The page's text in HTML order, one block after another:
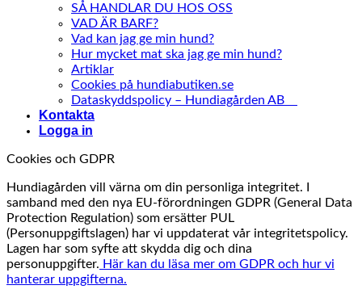
SÅ HANDLAR DU HOS OSS
VAD ÄR BARF?
Vad kan jag ge min hund?
Hur mycket mat ska jag ge min hund?
Artiklar
Cookies på hundiabutiken.se
Dataskyddspolicy – Hundiagården AB
Kontakta
Logga in
Cookies och GDPR
Hundiagården vill värna om din personliga integritet. I
samband med den nya EU-förordningen GDPR (General Data
Protection Regulation) som ersätter PUL
(Personuppgiftslagen) har vi uppdaterat vår integritetspolicy.
Lagen har som syfte att skydda dig och dina
personuppgifter. Här kan du läsa mer om GDPR och hur vi
hanterar uppgifterna.